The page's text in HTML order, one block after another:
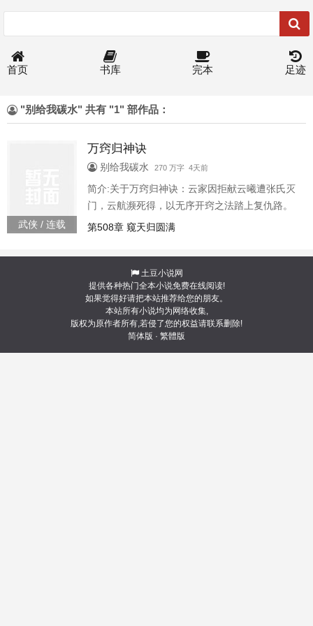
首页 书库 完本 足迹
"别给我碳水" 共有 "1" 部作品：
武侠 / 连载
万窍归神诀
别给我碳水 270 万字 4天前
简介:关于万窍归神诀：云家因拒献云曦遭张氏灭
门，云航濒死得，以无序开窍之法踏上复仇路。
化名石凡蛰伏成长，从血岩佣兵团到青云分舵，
后入灵墟境、凌霄境，联合盟友对抗张氏及域外
邪魔，终以360窍共鸣成神，从复仇者蜕变为世界
守护者。
第508章 窥天归圆满
土豆小说网
提供各种热门全本小说免费在线阅读!
如果觉得好请把本站推荐给您的朋友。
本站所有小说均为网络收集,
版权为原作者所有,若侵了您的权益请联系删除!
简体版 · 繁體版